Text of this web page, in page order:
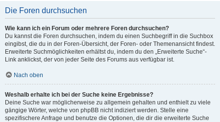
Die Foren durchsuchen
Wie kann ich ein Forum oder mehrere Foren durchsuchen?
Du kannst die Foren durchsuchen, indem du einen Suchbegriff in die Suchbox
eingibst, die du in der Foren-Übersicht, der Foren- oder Themenansicht findest.
Erweiterte Suchmöglichkeiten erhältst du, indem du den „Erweiterte Suche“-
Link anklickst, der von jeder Seite des Forums aus verfügbar ist.
Nach oben
Weshalb erhalte ich bei der Suche keine Ergebnisse?
Deine Suche war möglicherweise zu allgemein gehalten und enthielt zu viele
gängige Wörter, welche von phpBB nicht indiziert werden. Stelle eine
spezifischere Anfrage und benutze die Optionen, die dir die erweiterte Suche